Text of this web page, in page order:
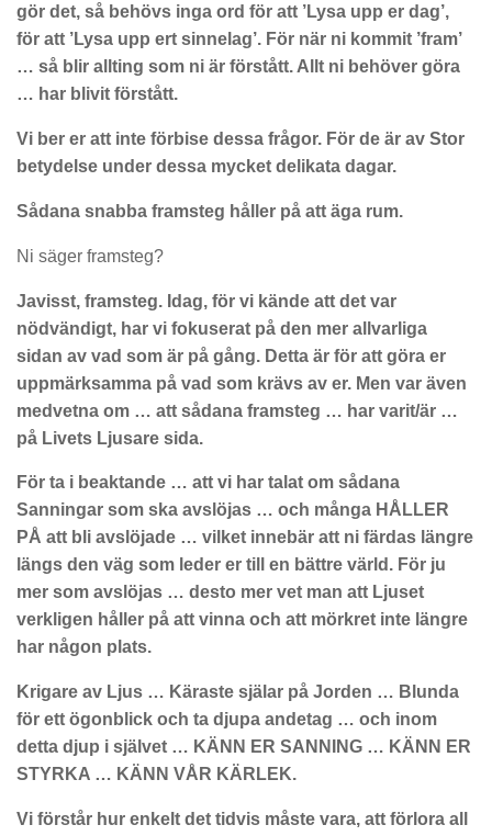
gör det, så behövs inga ord för att ’Lysa upp er dag’,
för att ’Lysa upp ert sinnelag’. För när ni kommit ’fram’
… så blir allting som ni är förstått. Allt ni behöver göra
… har blivit förstått.
Vi ber er att inte förbise dessa frågor. För de är av Stor
betydelse under dessa mycket delikata dagar.
Sådana snabba framsteg håller på att äga rum.
Ni säger framsteg?
Javisst, framsteg. Idag, för vi kände att det var
nödvändigt, har vi fokuserat på den mer allvarliga
sidan av vad som är på gång. Detta är för att göra er
uppmärksamma på vad som krävs av er. Men var även
medvetna om … att sådana framsteg … har varit/är …
på Livets Ljusare sida.
För ta i beaktande … att vi har talat om sådana
Sanningar som ska avslöjas … och många HÅLLER
PÅ att bli avslöjade … vilket innebär att ni färdas längre
längs den väg som leder er till en bättre värld. För ju
mer som avslöjas … desto mer vet man att Ljuset
verkligen håller på att vinna och att mörkret inte längre
har någon plats.
Krigare av Ljus … Käraste själar på Jorden … Blunda
för ett ögonblick och ta djupa andetag … och inom
detta djup i självet … KÄNN ER SANNING … KÄNN ER
STYRKA … KÄNN VÅR KÄRLEK.
Vi förstår hur enkelt det tidvis måste vara, att förlora all